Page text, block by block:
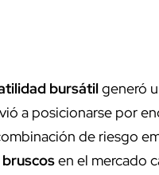
bursátilgeneró
a posicionarse por
de riesgo
en el mercado